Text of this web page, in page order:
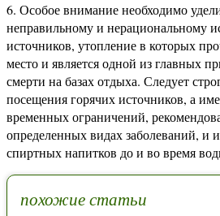
Особое внимание необходимо
неправильному и нерациональному
источников, утопление в которых
место и является одной из главных
смерти на базах отдыха. Следует
посещения горячих источников, а
временных ограничений,
определенных видах заболеваний, и
спиртных напитков до и во время
похожие статьи